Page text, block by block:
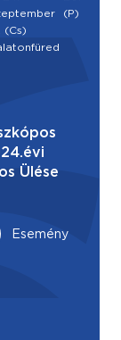
(Cs)
(P)
Ülése
Esemény